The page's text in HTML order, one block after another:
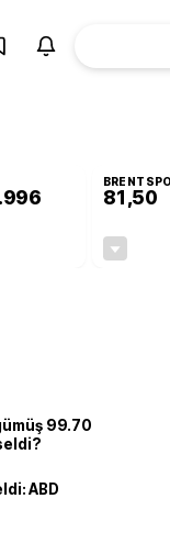
81,50
99.70
ABD